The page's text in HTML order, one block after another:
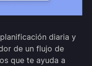
diaria y
de un flujo de
que te ayuda a